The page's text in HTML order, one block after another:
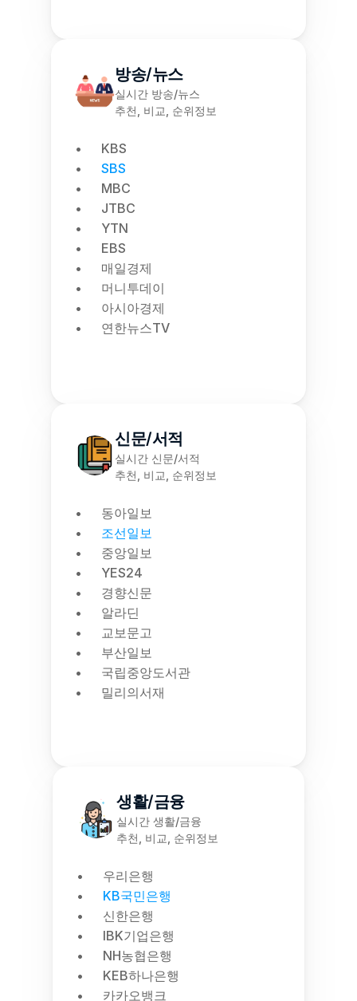
방송/뉴스
실시간 방송/뉴스
추천, 비교, 순위정보
KBS
SBS
MBC
JTBC
YTN
EBS
매일경제
머니투데이
아시아경제
연한뉴스TV
신문/서적
실시간 신문/서적
추천, 비교, 순위정보
동아일보
조선일보
중앙일보
YES24
경향신문
알라딘
교보문고
부산일보
국립중앙도서관
밀리의서재
생활/금융
실시간 생활/금융
추천, 비교, 순위정보
우리은행
KB국민은행
신한은행
IBK기업은행
NH농협은행
KEB하나은행
카카오뱅크